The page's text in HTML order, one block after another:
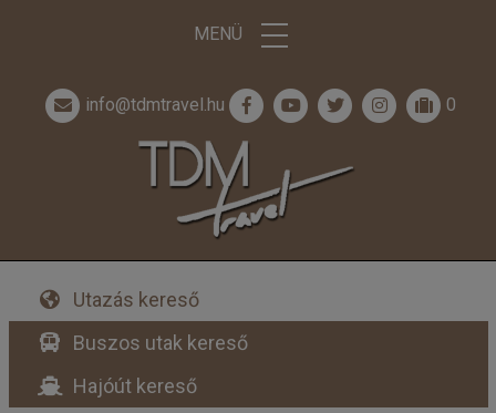
MENÜ
info@tdmtravel.hu 0
Utazás kereső
Buszos utak kereső
Hajóút kereső